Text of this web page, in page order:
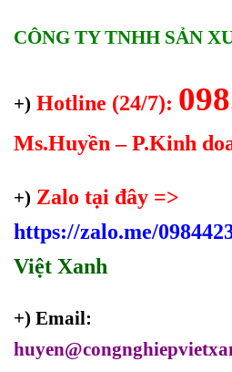
CÔNG TY TNHH SẢN
+) Hotline (24/7):
Ms.Huyền – P.Kinh
+) Zalo tại đây =>
https://zalo.me/
Việt Xanh
+) Email: